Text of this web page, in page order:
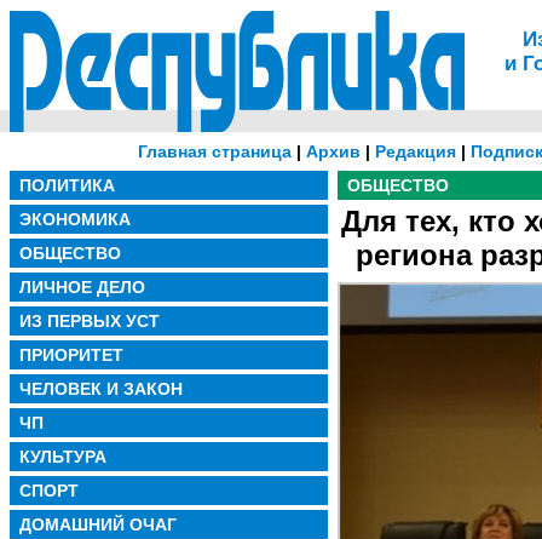
и
Главная страница| Архив | Редакция|
ПОЛИТИКА
ЭКОНОМИКА
ОБЩЕСТВО
ЛИЧНОЕ ДЕЛО
ИЗ ПЕРВЫХ УСТ
ПРИОРИТЕТ
ЧЕЛОВЕК И ЗАКОН
ЧП
КУЛЬТУРА
СПОРТ
ДОМАШНИЙ ОЧАГ
ОБЩЕСТВО
Для тех, кто
региона